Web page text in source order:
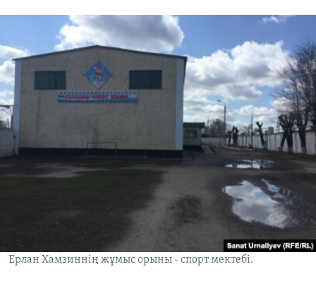
Ерлан Хамзиннің жұмыс орыны - спорт мектебі.